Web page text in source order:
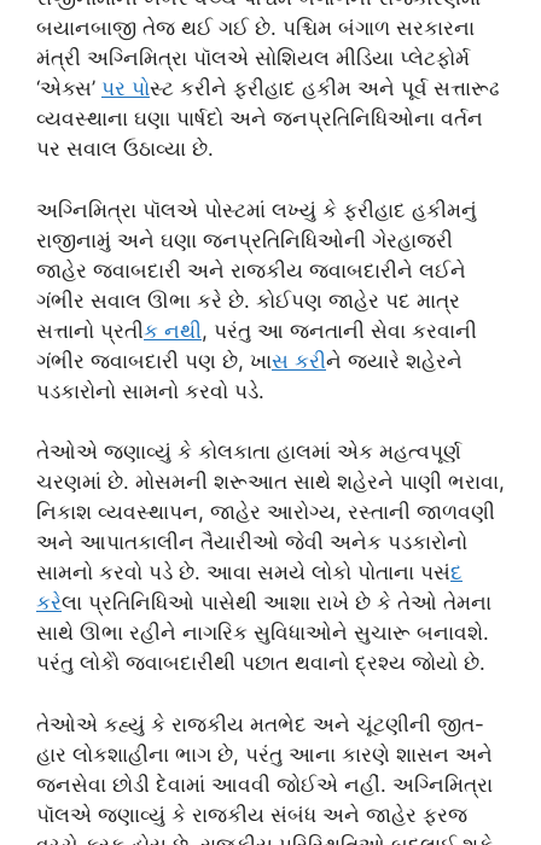
બયાનબાજી તેજ થઈ ગઈ છે. પશ્ચિમ બંગાળ સરકારના
મંત્રી અગ્નિમિત્રા પૉલએ સોશિયલ મીડિયા પ્લેટફોર્મ
‘એક્સ’ પર પોસ્ટ કરીને ફરીહાદ હકીમ અને પૂર્વ સત્તારૂઢ
વ્યવસ્થાના ઘણા પાર્ષદો અને જનપ્રતિનિધિઓના વર્તન
પર સવાલ ઉઠાવ્યા છે.
અગ્નિમિત્રા પૉલએ પોસ્ટમાં લખ્યું કે ફરીહાદ હકીમનું
રાજીનામું અને ઘણા જનપ્રતિનિધિઓની ગેરહાજરી
જાહેર જવાબદારી અને રાજકીય જવાબદારીને લઈને
ગંભીર સવાલ ઊભા કરે છે. કોઈપણ જાહેર પદ માત્ર
સત્તાનો પ્રતીક નથી, પરંતુ આ જનતાની સેવા કરવાની
ગંભીર જવાબદારી પણ છે, ખાસ કરીને જ્યારે શહેરને
પડકારોનો સામનો કરવો પડે.
તેઓએ જણાવ્યું કે કોલકાતા હાલમાં એક મહત્વપૂર્ણ
ચરણમાં છે. મોસમની શરૂઆત સાથે શહેરને પાણી ભરાવા,
નિકાશ વ્યવસ્થાપન, જાહેર આરોગ્ય, રસ્તાની જાળવણી
અને આપાતકાલીન તૈયારીઓ જેવી અનેક પડકારોનો
સામનો કરવો પડે છે. આવા સમયે લોકો પોતાના પસંદ
કરેલા પ્રતિનિધિઓ પાસેથી આશા રાખે છે કે તેઓ તેમના
સાથે ઊભા રહીને નાગરિક સુવિધાઓને સુચારૂ બનાવશે.
પરંતુ લોકોે જવાબદારીથી પછાત થવાનો દ્રશ્ય જોયો છે.
તેઓએ કહ્યું કે રાજકીય મતભેદ અને ચૂંટણીની જીત-
હાર લોકશાહીના ભાગ છે, પરંતુ આના કારણે શાસન અને
જનસેવા છોડી દેવામાં આવવી જોઈએ નહીં. અગ્નિમિત્રા
પૉલએ જણાવ્યું કે રાજકીય સંબંધ અને જાહેર ફરજ